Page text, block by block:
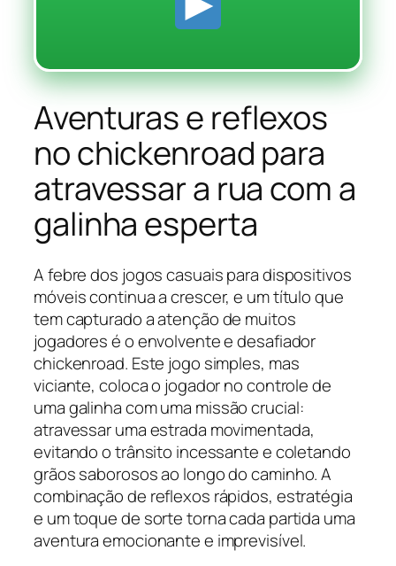
Aventuras e reflexos
no chickenroad para
atravessar a rua com a
galinha esperta
A febre dos jogos casuais para dispositivos
móveis continua a crescer, e um título que
tem capturado a atenção de muitos
jogadores é o envolvente e desafiador
chickenroad. Este jogo simples, mas
viciante, coloca o jogador no controle de
uma galinha com uma missão crucial:
atravessar uma estrada movimentada,
evitando o trânsito incessante e coletando
grãos saborosos ao longo do caminho. A
combinação de reflexos rápidos, estratégia
e um toque de sorte torna cada partida uma
aventura emocionante e imprevisível.